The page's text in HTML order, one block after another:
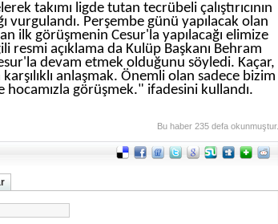
takımı ligde tutan tecrübeli çalıştırıcının
vurgulandı. Perşembe günü yapılacak olan
ilk görüşmenin Cesur'la yapılacağı elimize
resmi açıklama da Kulüp Başkanı Behram
devam etmek olduğunu söyledi. Kaçar,
anlaşmak. Önemli olan sadece bizim
görüşmek." ifadesini kullandı.
Bu haber 235 defa okunmuştur.